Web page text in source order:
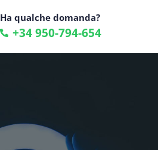
Ha qualche domanda?
+34 950-794-654